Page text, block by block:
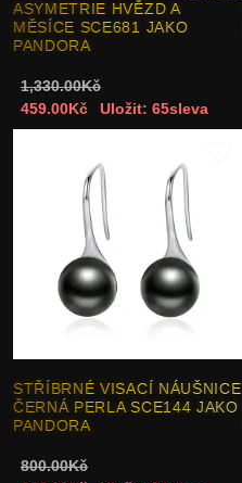
ASYMETRIE HVĚZD A
MĚSÍCE SCE681 JAKO
PANDORA
1,330.00Kč
459.00Kč
Uložit: 65sleva
STŘÍBRNÉ VISACÍ NÁUŠNICE
ČERNÁ PERLA SCE144 JAKO
PANDORA
800.00Kč